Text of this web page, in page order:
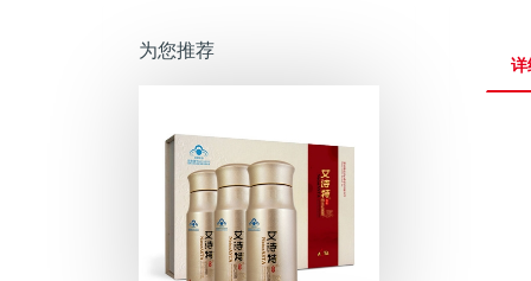
为您推荐